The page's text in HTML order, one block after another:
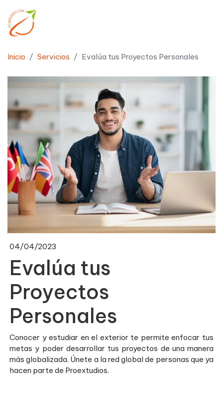
Inicio Servicios Evalúa tus Proyectos Personales
04/04/2023
Evalúa tus
Proyectos
Personales
Conocer y estudiar en el exterior te permite enfocar tus
metas y poder desarrollar tus proyectos de una manera
más globalizada. Únete a la red global de personas que ya
hacen parte de Proextudios.